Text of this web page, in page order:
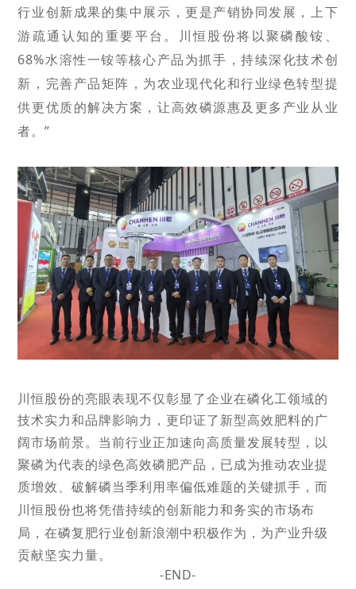
行业创新成果的集中展示，更是产销协同发展，上下
游疏通认知的重要平台。川恒股份将以聚磷酸铵、
68%水溶性一铵等核心产品为抓手，持续深化技术创
新，完善产品矩阵，为农业现代化和行业绿色转型提
供更优质的解决方案，让高效磷源惠及更多产业从业
者。”
川恒股份的亮眼表现不仅彰显了企业在磷化工领域的
技术实力和品牌影响力，更印证了新型高效肥料的广
阔市场前景。当前行业正加速向高质量发展转型，以
聚磷为代表的绿色高效磷肥产品，已成为推动农业提
质增效、破解磷当季利用率偏低难题的关键抓手，而
川恒股份也将凭借持续的创新能力和务实的市场布
局，在磷复肥行业创新浪潮中积极作为，为产业升级
贡献坚实力量。
-END-